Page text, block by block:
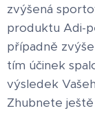
zvýšená
produktu Adi-
případně
tím účinek
výsledek
Zhubnete